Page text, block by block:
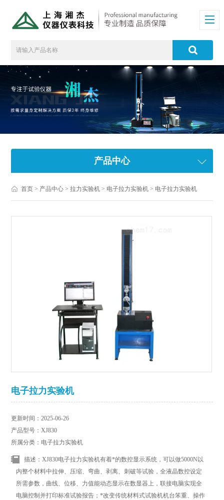
产品中心
首页 > 产品中心 >拉力实验机 > 电子拉力实验机 > 电子拉力实验机
电子拉力实验机
更新时间：2025-06-26
产品型号：XJ830
所属分类：电子拉力实验机
描述：XJ830电子拉力实验机有着*的数控显示系统，可以做5000N以
内整个材料中拉伸、压缩、弯曲、剥离、刺破等试验，全液晶数控设定
所需参数，曲线、位移、力值能动态显示在数显器上，联接电脑实现全
电脑控制并打印标准试验报告；*改变传统材料式试验机机台笨重、操作